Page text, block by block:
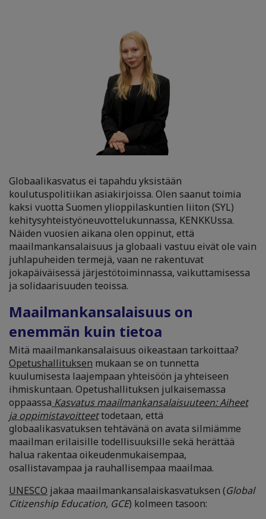
Globaalikasvatus ei tapahdu yksistään
koulutuspolitiikan asiakirjoissa. Olen saanut toimia
kaksi vuotta Suomen ylioppilaskuntien liiton (SYL)
kehitysyhteistyöneuvottelukunnassa, KENKKUssa.
Näiden vuosien aikana olen oppinut, että
maailmankansalaisuus ja globaali vastuu eivät ole vain
juhlapuheiden termejä, vaan ne rakentuvat
jokapäiväisessä järjestötoiminnassa, vaikuttamisessa
ja solidaarisuuden teoissa.
Maailmankansalaisuus on
enemmän kuin tietoa
Mitä maailmankansalaisuus oikeastaan tarkoittaa?
Opetushallituksen mukaan se on tunnetta
kuulumisesta laajempaan yhteisöön ja yhteiseen
ihmiskuntaan. Opetushallituksen julkaisemassa
oppaassa Kasvatus maailmankansalaisuuteen: Aiheet
ja oppimistavoitteettodetaan, että
globaalikasvatuksen tehtävänä on avata silmiämme
maailman erilaisille todellisuuksille sekä herättää
halua rakentaa oikeudenmukaisempaa,
osallistavampaa ja rauhallisempaa maailmaa.
UNESCO jakaa maailmankansalaiskasvatuksen (Global
Citizenship Education, GCE) kolmeen tasoon: